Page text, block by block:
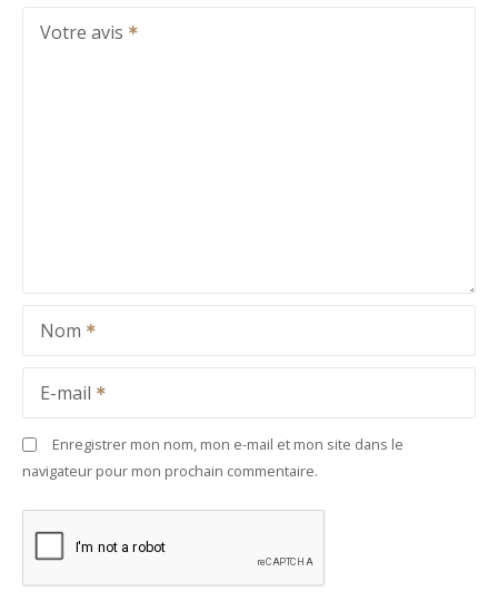
Votre avis
Nom
E-mail
Enregistrer mon nom, mon e-mail et mon site dans le
navigateur pour mon prochain commentaire.